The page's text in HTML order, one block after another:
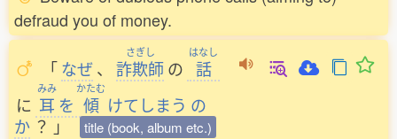
defraud you of money.
「なぜ、
さぎし
詐欺師の
はなし
話
に
みみ
耳 を
かたむ
傾 けてしまう の
か ？ 」 title (book, album etc.)